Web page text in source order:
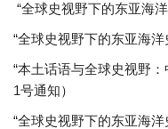
“全球史视野下的东亚海
“全球史视野下的东亚海
“本土话语与全球史视野
1号通知）
“全球史视野下的东亚海